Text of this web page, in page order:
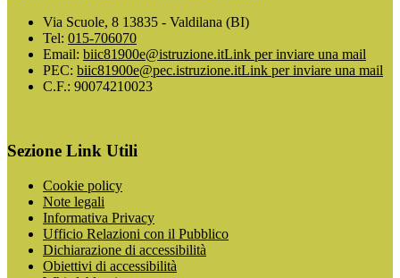
Via Scuole, 8 13835 - Valdilana (BI)
Tel: 015-706070
Email: biic81900e@istruzione.itLink per inviare una mail
PEC: biic81900e@pec.istruzione.itLink per inviare una mail
C.F.: 90074210023
Sezione Link Utili
Cookie policy
Note legali
Informativa Privacy
Ufficio Relazioni con il Pubblico
Dichiarazione di accessibilità
Obiettivi di accessibilità